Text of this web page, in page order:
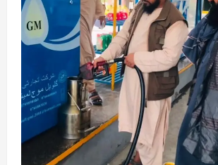
sharqnewsglobal.com
August 6, 2026
0
آمریکا
ټرمپ : ایران سره خبرې د پوځي اقدام پر ځای
غوره بولي
sharqnewsglobal.com
August 6, 2026
0
افغانستان
کورنیو چارو وزارت: حیرتان کې د بهرنیو